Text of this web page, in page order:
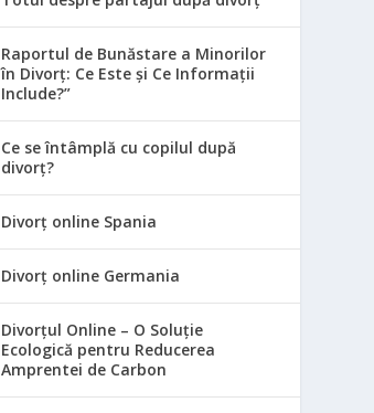
Raportul de Bunăstare a Minorilor
în Divorț: Ce Este și Ce Informații
Include?”
Ce se întâmplă cu copilul după
divorț?
Divorț online Spania
Divorț online Germania
Divorțul Online – O Soluție
Ecologică pentru Reducerea
Amprentei de Carbon